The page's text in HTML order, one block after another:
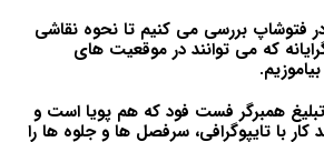
در فتوشاپ بررسی می کنیم تا نحوه نقاشی
که می توانند در موقعیت های
همبرگر فست فود که هم پویا است و
با تایپوگرافی، سرفصل ها و جلوه ها را